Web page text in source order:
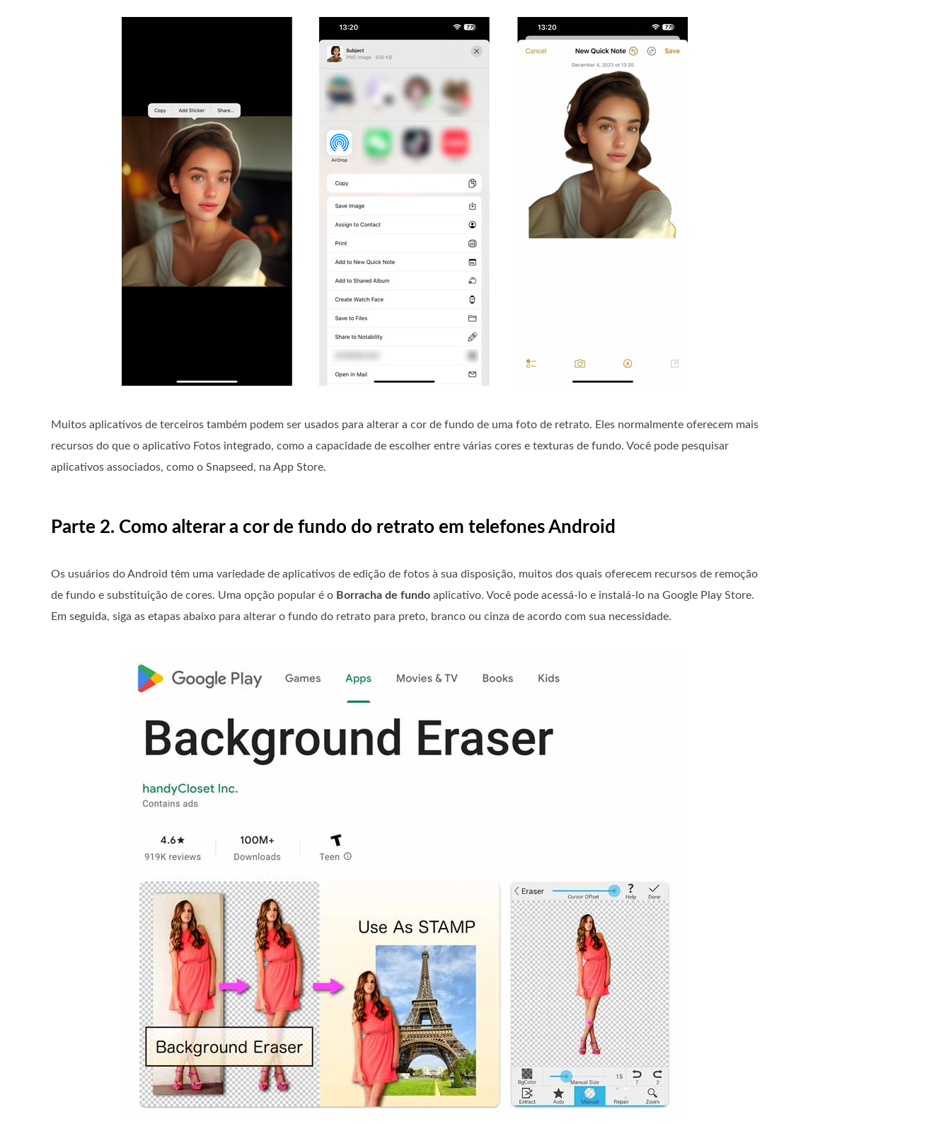
Muitos aplicativos de terceiros também podem ser usados ​​para alterar a cor de fundo de uma foto de retrato. Eles normalmente oferecem mais
recursos do que o aplicativo Fotos integrado, como a capacidade de escolher entre várias cores e texturas de fundo. Você pode pesquisar
aplicativos associados, como o Snapseed, na App Store.
Parte 2. Como alterar a cor de fundo do retrato em telefones Android
Os usuários do Android têm uma variedade de aplicativos de edição de fotos à sua disposição, muitos dos quais oferecem recursos de remoção
de fundo e substituição de cores. Uma opção popular é o Borracha de fundo aplicativo. Você pode acessá-lo e instalá-lo na Google Play Store.
Em seguida, siga as etapas abaixo para alterar o fundo do retrato para preto, branco ou cinza de acordo com sua necessidade.